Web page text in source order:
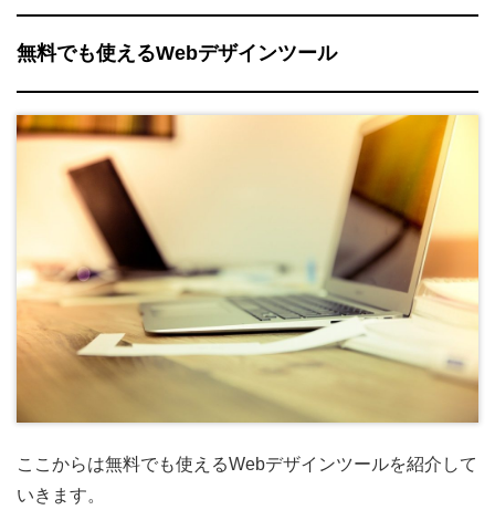
無料でも使えるWebデザインツール
ここからは無料でも使えるWebデザインツールを紹介して
いきます。